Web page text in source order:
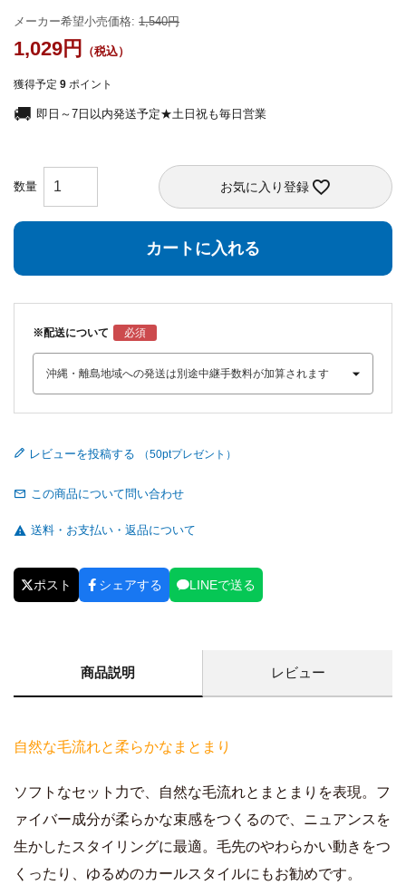
メーカー希望小売価格: 1,540
1,029
獲得予定 9 ポイント
即日～7日以内発送予定★土日祝も毎日営業
お気に入り登録
カートに入れる
※配送について
レビューを投稿する
この商品について問い合わせ
送料・お支払い・返品について
ポスト シェアする LINEで送る
商品説明 レビュー
自然な毛流れと柔らかなまとまり
ソフトなセット力で、自然な毛流れとまとまりを表現。フ
ァイバー成分が柔らかな束感をつくるので、ニュアンスを
生かしたスタイリングに最適。毛先のやわらかい動きをつ
くったり、ゆるめのカールスタイルにもお勧めです。